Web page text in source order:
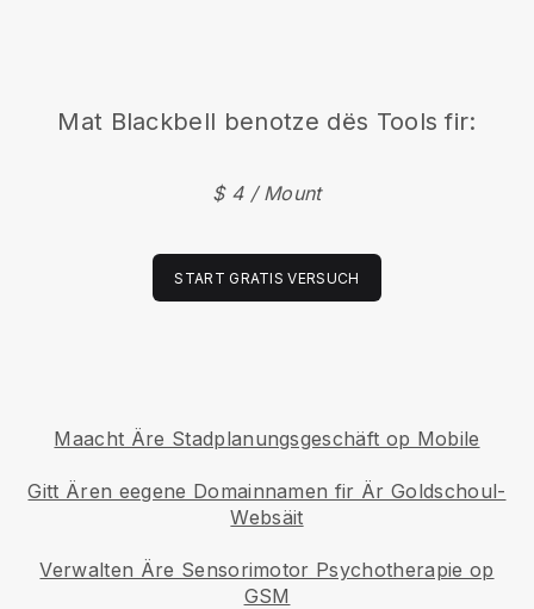
Mat Blackbell benotze dës Tools fir:
$ 4 / Mount
START GRATIS VERSUCH
Maacht Äre Stadplanungsgeschäft op Mobile
Gitt Ären eegene Domainnamen fir Är Goldschoul-
Websäit
Verwalten Äre Sensorimotor Psychotherapie op
GSM